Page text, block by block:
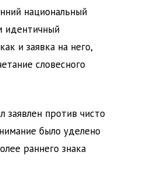
национальный
идентичный
и заявка на него,
словесного
заявлен против чисто
было уделено
раннего знака